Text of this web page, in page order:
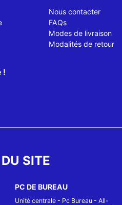
Nous contacter
FAQs
Modes de livraison
Modalités de retour
!
SITE
PC DE BUREAU
Unité centrale - Pc Bureau - All-